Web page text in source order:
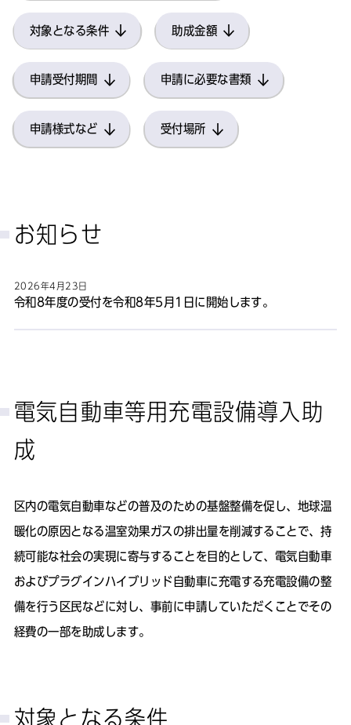
対象となる条件 助成金額
申請受付期間 申請に必要な書類
申請様式など 受付場所
お知らせ
2026年4月23日
令和8年度の受付を令和8年5月1日に開始します。
電気自動車等用充電設備導入助
成
区内の電気自動車などの普及のための基盤整備を促し、地球温
暖化の原因となる温室効果ガスの排出量を削減することで、持
続可能な社会の実現に寄与することを目的として、電気自動車
およびプラグインハイブリッド自動車に充電する充電設備の整
備を行う区民などに対し、事前に申請していただくことでその
経費の一部を助成します。
対象となる条件